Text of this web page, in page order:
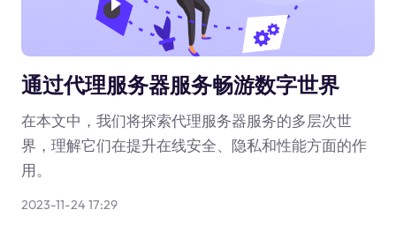
通过代理服务器服务畅游数字世界
在本文中，我们将探索代理服务器服务的多层次世
界，理解它们在提升在线安全、隐私和性能方面的作
用。
2023-11-24 17:29